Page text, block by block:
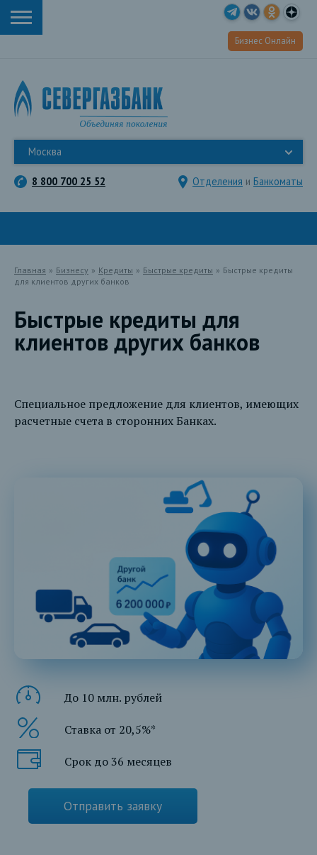
Бизнес Онлайн
Москва
8 800 700 25 52 Отделения и Банкоматы
Главная » Бизнесу » Кредиты » Быстрые кредиты » Быстрые кредиты
для клиентов других банков
Быстрые кредиты для
клиентов других банков
Специальное предложение для клиентов, имеющих
расчетные счета в сторонних Банках.
До 10 млн. рублей
Ставка от 20,5%*
Срок до 36 месяцев
Отправить заявку